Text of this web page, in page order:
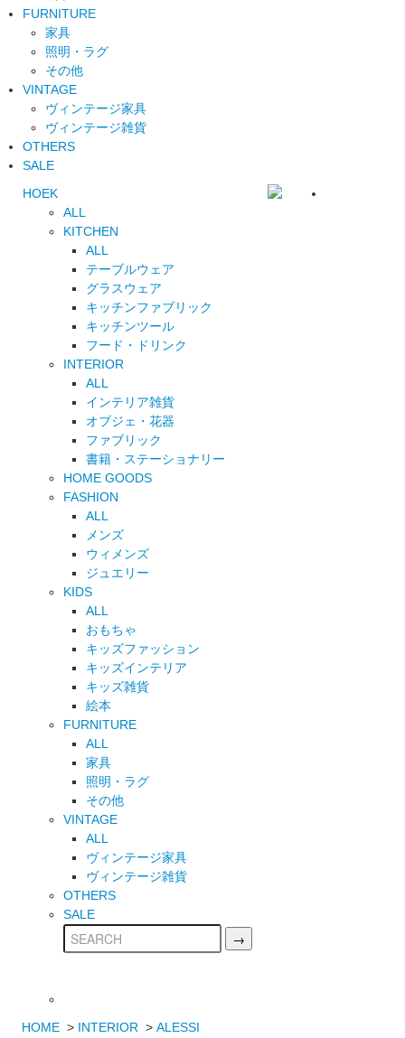
FURNITURE
家具
照明・ラグ
その他
VINTAGE
ヴィンテージ家具
ヴィンテージ雑貨
OTHERS
SALE
HOEK
ALL
KITCHEN
ALL
テーブルウェア
グラスウェア
キッチンファブリック
キッチンツール
フード・ドリンク
INTERIOR
ALL
インテリア雑貨
オブジェ・花器
ファブリック
書籍・ステーショナリー
HOME GOODS
FASHION
ALL
メンズ
ウィメンズ
ジュエリー
KIDS
ALL
おもちゃ
キッズファッション
キッズインテリア
キッズ雑貨
絵本
FURNITURE
ALL
家具
照明・ラグ
その他
VINTAGE
ALL
ヴィンテージ家具
ヴィンテージ雑貨
OTHERS
SALE
HOME > INTERIOR >ALESSI